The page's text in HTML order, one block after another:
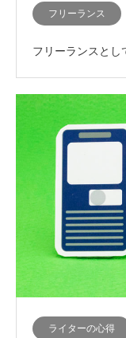
フリーランス
フリーランスとし
ライターの心得